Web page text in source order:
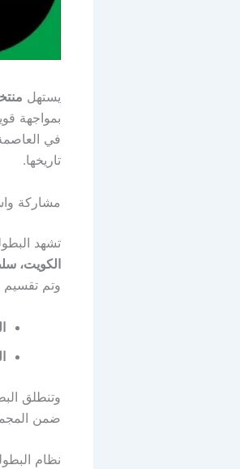
يستهل
بمواجهة
في
تاريخها.
مشاركة
تشهد
الكويت،
وتم تقسيم
وتنطلق
ضمن
نظام